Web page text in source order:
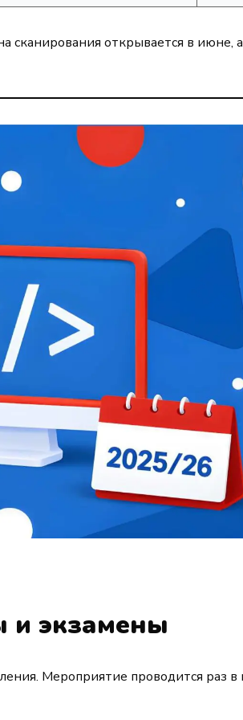
сканирования открывается в июне,
и экзамены
Мероприятие проводится раз в